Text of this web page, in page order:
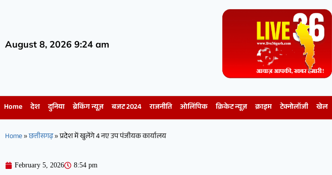
August 8, 2026 9:24 am
Home देश दुनिया ब्रेकिंग न्यूज़ बजट 2024 राजनीति ओलिंपिक क्रिकेट न्यूज़ क्राइम टेक्नोलॉजी खेल
Home»छत्तीसगढ़»प्रदेश में खुलेंगे 4 नए उप पंजीयक कार्यालय
February 5, 2026 8:54 pm